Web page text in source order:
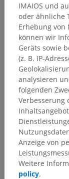
Teil gibt es
Menschen
Sie haben
IMAIOS und
oder ähnliche
Erhebung von
können wir
Geräts sowie
(z. B. IP-
analysieren
folgenden
Verbesserung
Anzeige von
Weitere
policy.